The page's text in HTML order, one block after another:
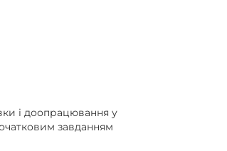
і доопрацювання у
завданням